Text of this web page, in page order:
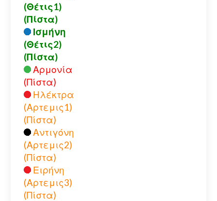
(Θέτις1)
(Πίστα)
Ισμήνη
(Θέτις2)
(Πίστα)
Αρμονία
(Πίστα)
Ηλέκτρα
(Αρτεμις1)
(Πίστα)
Αντιγόνη
(Αρτεμις2)
(Πίστα)
Ειρήνη
(Αρτεμις3)
(Πίστα)